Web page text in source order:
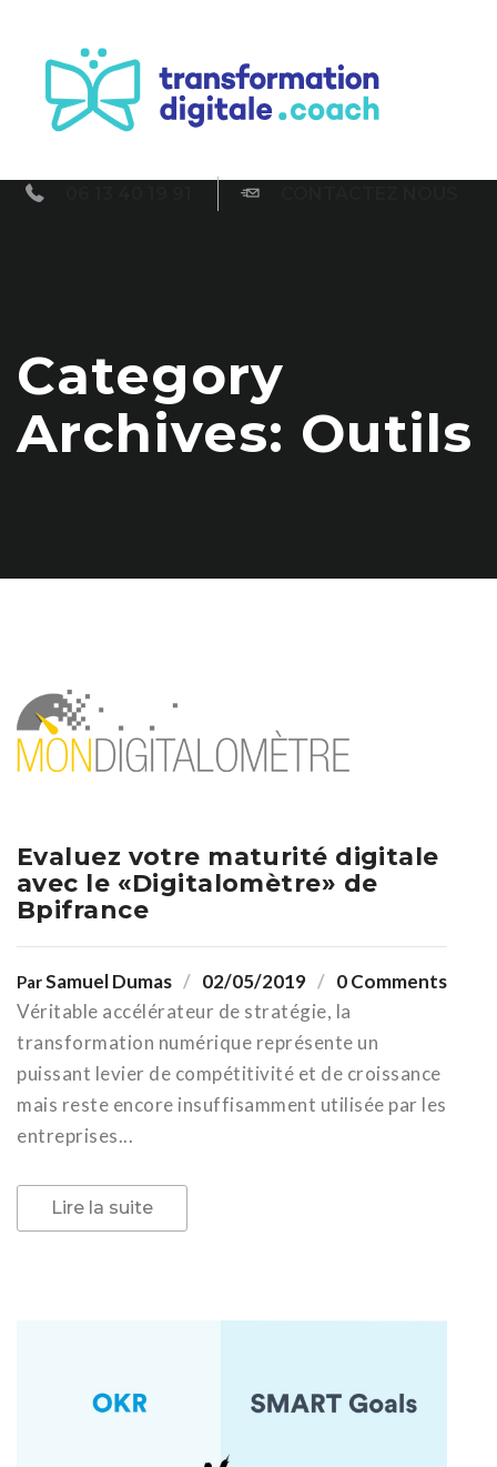
Category
Archives: Outils
Evaluez votre maturité digitale
avec le «Digitalomètre» de
Bpifrance
ParSamuel Dumas 02/05/2019
0 Comments
Véritable accélérateur de stratégie, la
transformation numérique représente un
puissant levier de compétitivité et de croissance
mais reste encore insuffisamment utilisée par les
entreprises...
Lire la suite